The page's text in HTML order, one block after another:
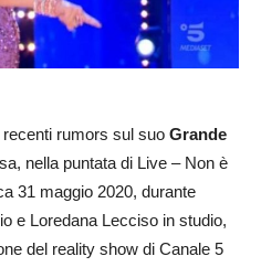
rumors sul suo Grande
nella puntata di Live – Non è
31 maggio 2020, durante
e Loredana Lecciso in studio,
del reality show di Canale 5